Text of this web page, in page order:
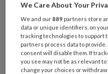
Maak gratis een
artikelen
Al een account of
We Care About Your
We and our889 partners store
data or unique identifiers, on
tracking technologies to support
partners process data to
consent will disable them. If
you see may not be as relevant
change your choices or